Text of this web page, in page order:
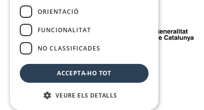
Amb el suport de
Mitjà de comunicació associat a
ORIENTACIÓ
FUNCIONALITAT
NO CLASSIFICADES
ACCEPTA-HO TOT
VEURE ELS DETALLS